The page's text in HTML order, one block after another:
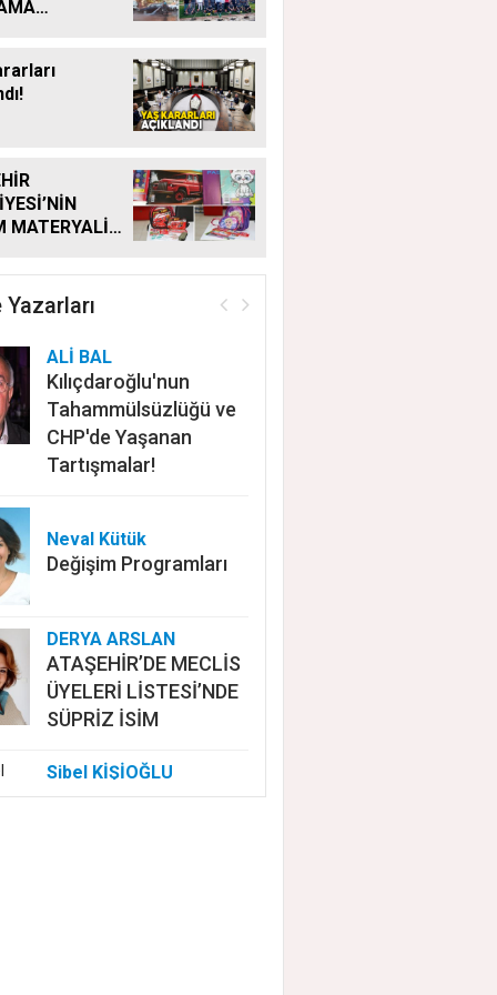
MATERYALİ
DE
Yazarları
ALİ BAL
Kılıçdaroğlu'nun
Tahammülsüzlüğü ve
CHP'de Yaşanan
Tartışmalar!
Neval Kütük
Değişim Programları
DERYA ARSLAN
ATAŞEHİR’DE MECLİS
ÜYELERİ LİSTESİ’NDE
SÜPRİZ İSİM
Sibel KİŞİOĞLU
EUROVISION'DA